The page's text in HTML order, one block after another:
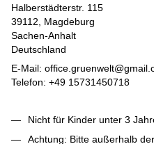
Halberstädterstr. 115
39112, Magdeburg
Sachen-Anhalt
Deutschland
E-Mail:
Telefon: +49 15731450718
Nicht für Kinder unter 3
Achtung: Bitte außerhalb